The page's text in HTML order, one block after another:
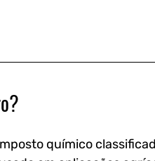
químico